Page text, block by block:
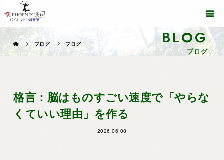
BLOG
ブログ
ブログ ブログ
格言：脳はものすごい速度で「やらな
くていい理由」を作る
2026.06.08